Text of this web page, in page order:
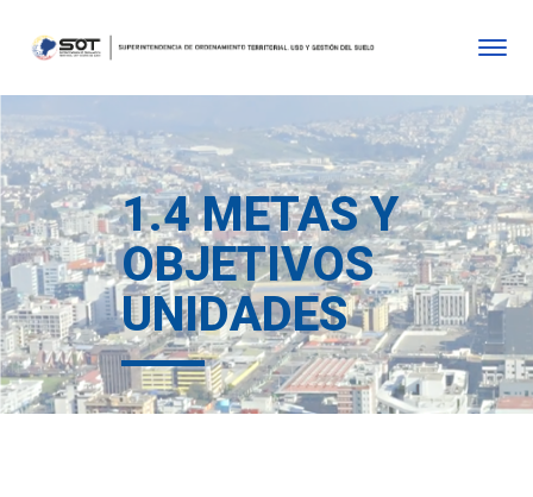
1.4 METAS Y
OBJETIVOS
UNIDADES